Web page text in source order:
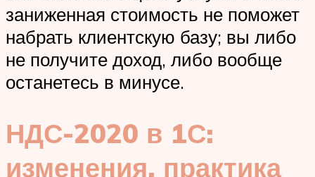
заниженная стоимость не поможет
набрать клиентскую базу; вы либо
не получите доход, либо вообще
останетесь в минусе.
НДС-2020 в 1С:
изменения, практика